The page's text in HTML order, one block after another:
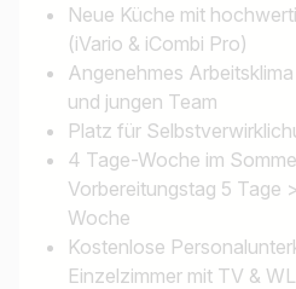
Neue Küche mit
(iVario & iCombi Pro)
Angenehmes
und jungen Team
Platz für
4 Tage-Woche im
Vorbereitungstag 5 Tage
Woche
Kostenlose
Einzelzimmer mit TV &